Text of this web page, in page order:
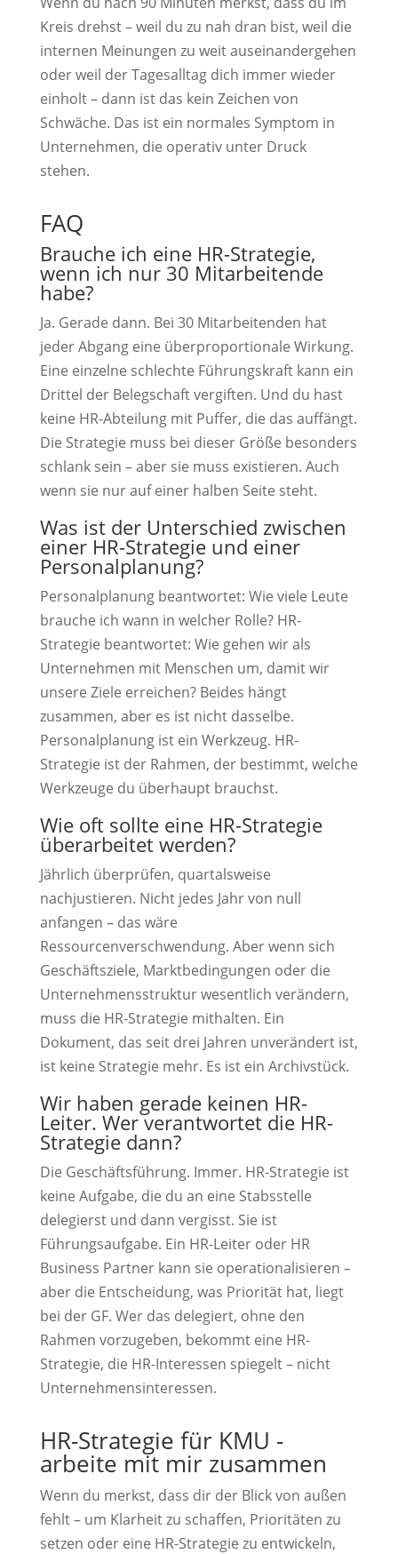
Kreis drehst – weil du zu nah dran bist, weil die
internen Meinungen zu weit auseinandergehen
oder weil der Tagesalltag dich immer wieder
einholt – dann ist das kein Zeichen von
Schwäche. Das ist ein normales Symptom in
Unternehmen, die operativ unter Druck
stehen.
FAQ
Brauche ich eine HR-Strategie,
wenn ich nur 30 Mitarbeitende
habe?
Ja. Gerade dann. Bei 30 Mitarbeitenden hat
jeder Abgang eine überproportionale Wirkung.
Eine einzelne schlechte Führungskraft kann ein
Drittel der Belegschaft vergiften. Und du hast
keine HR-Abteilung mit Puffer, die das auffängt.
Die Strategie muss bei dieser Größe besonders
schlank sein – aber sie muss existieren. Auch
wenn sie nur auf einer halben Seite steht.
Was ist der Unterschied zwischen
einer HR-Strategie und einer
Personalplanung?
Personalplanung beantwortet: Wie viele Leute
brauche ich wann in welcher Rolle? HR-
Strategie beantwortet: Wie gehen wir als
Unternehmen mit Menschen um, damit wir
unsere Ziele erreichen? Beides hängt
zusammen, aber es ist nicht dasselbe.
Personalplanung ist ein Werkzeug. HR-
Strategie ist der Rahmen, der bestimmt, welche
Werkzeuge du überhaupt brauchst.
Wie oft sollte eine HR-Strategie
überarbeitet werden?
Jährlich überprüfen, quartalsweise
nachjustieren. Nicht jedes Jahr von null
anfangen – das wäre
Ressourcenverschwendung. Aber wenn sich
Geschäftsziele, Marktbedingungen oder die
Unternehmensstruktur wesentlich verändern,
muss die HR-Strategie mithalten. Ein
Dokument, das seit drei Jahren unverändert ist,
ist keine Strategie mehr. Es ist ein Archivstück.
Wir haben gerade keinen HR-
Leiter. Wer verantwortet die HR-
Strategie dann?
Die Geschäftsführung. Immer. HR-Strategie ist
keine Aufgabe, die du an eine Stabsstelle
delegierst und dann vergisst. Sie ist
Führungsaufgabe. Ein HR-Leiter oder HR
Business Partner kann sie operationalisieren –
aber die Entscheidung, was Priorität hat, liegt
bei der GF. Wer das delegiert, ohne den
Rahmen vorzugeben, bekommt eine HR-
Strategie, die HR-Interessen spiegelt – nicht
Unternehmensinteressen.
HR-Strategie für KMU -
arbeite mit mir zusammen
Wenn du merkst, dass dir der Blick von außen
fehlt – um Klarheit zu schaffen, Prioritäten zu
setzen oder eine HR-Strategie zu entwickeln,